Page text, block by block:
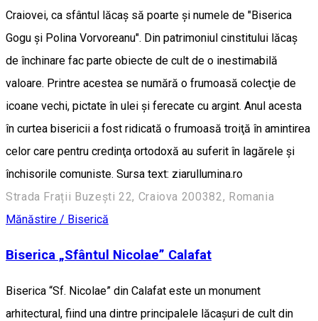
Craiovei, ca sfântul lăcaş să poarte şi numele de "Biserica
Gogu şi Polina Vorvoreanu". Din patrimoniul cinstitului lăcaş
de închinare fac parte obiecte de cult de o inestimabilă
valoare. Printre acestea se numără o frumoasă colecţie de
icoane vechi, pictate în ulei şi ferecate cu argint. Anul acesta
în curtea bisericii a fost ridicată o frumoasă troiţă în amintirea
celor care pentru credinţa ortodoxă au suferit în lagărele şi
închisorile comuniste. Sursa text: ziarullumina.ro
Strada Frații Buzești 22, Craiova 200382, Romania
Mănăstire / Biserică
Biserica „Sfântul Nicolae” Calafat
Biserica “Sf. Nicolae” din Calafat este un monument
arhitectural, fiind una dintre principalele lăcașuri de cult din